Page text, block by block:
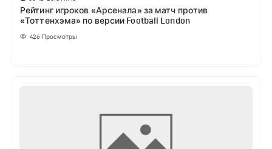
Рейтинг игроков «Арсеналa» за матч против
«Тоттенхэма» по версии Football London
426 Просмотры